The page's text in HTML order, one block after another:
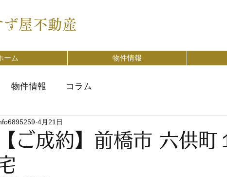
屋不動産
ーム 物件情報
物件情報 コラム
【ご成約】前橋市 六供
4月21日